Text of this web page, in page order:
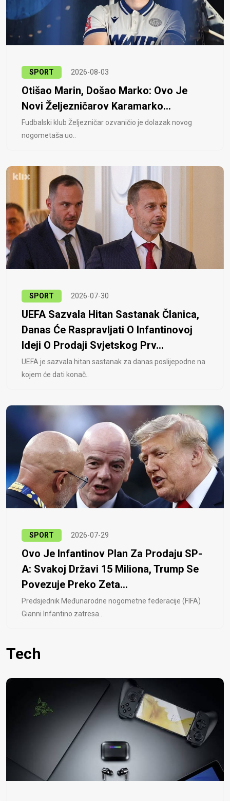
SPORT 2026-08-03
Otišao Marin, Došao Marko: Ovo Je
Novi Željezničarov Karamarko...
Fudbalski klub Željezničar ozvaničio je dolazak novog
nogometaša uo..
SPORT 2026-07-30
UEFA Sazvala Hitan Sastanak Članica,
Danas Će Raspravljati O Infantinovoj
Ideji O Prodaji Svjetskog Prv...
UEFA je sazvala hitan sastanak za danas poslijepodne na
kojem će dati konač..
SPORT 2026-07-29
Ovo Je Infantinov Plan Za Prodaju SP-
A: Svakoj Državi 15 Miliona, Trump Se
Povezuje Preko Zeta...
Predsjednik Međunarodne nogometne federacije (FIFA)
Gianni Infantino zatresa..
Tech